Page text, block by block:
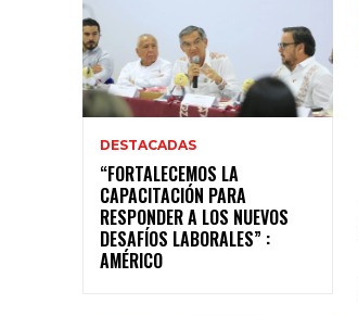
DESTACADAS
“FORTALECEMOS LA
CAPACITACIÓN PARA
RESPONDER A LOS NUEVOS
DESAFÍOS LABORALES” :
AMÉRICO